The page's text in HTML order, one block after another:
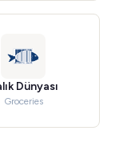
Dünyası
Groceries